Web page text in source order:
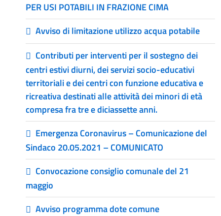
PER USI POTABILI IN FRAZIONE CIMA
Avviso di limitazione utilizzo acqua potabile
Contributi per interventi per il sostegno dei
centri estivi diurni, dei servizi socio-educativi
territoriali e dei centri con funzione educativa e
ricreativa destinati alle attività dei minori di età
compresa fra tre e diciassette anni.
Emergenza Coronavirus – Comunicazione del
Sindaco 20.05.2021 – COMUNICATO
Convocazione consiglio comunale del 21
maggio
Avviso programma dote comune